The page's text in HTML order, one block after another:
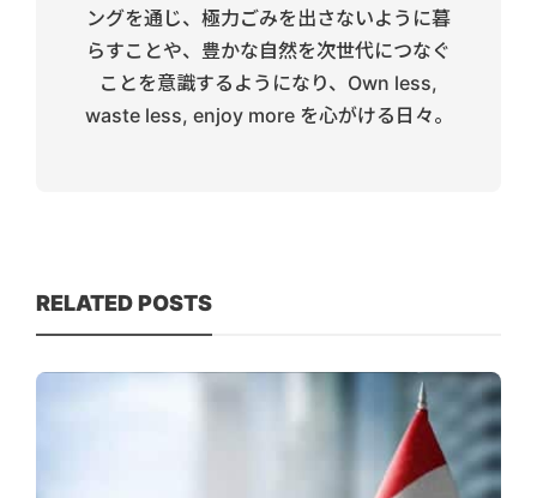
ングを通じ、極力ごみを出さないように暮
らすことや、豊かな自然を次世代につなぐ
ことを意識するようになり、Own less,
waste less, enjoy more を心がける日々。
RELATED POSTS